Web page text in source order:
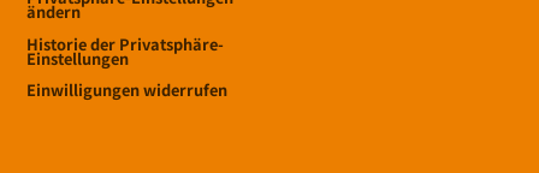
ändern
Historie der Privatsphäre-
Einstellungen
Einwilligungen widerrufen